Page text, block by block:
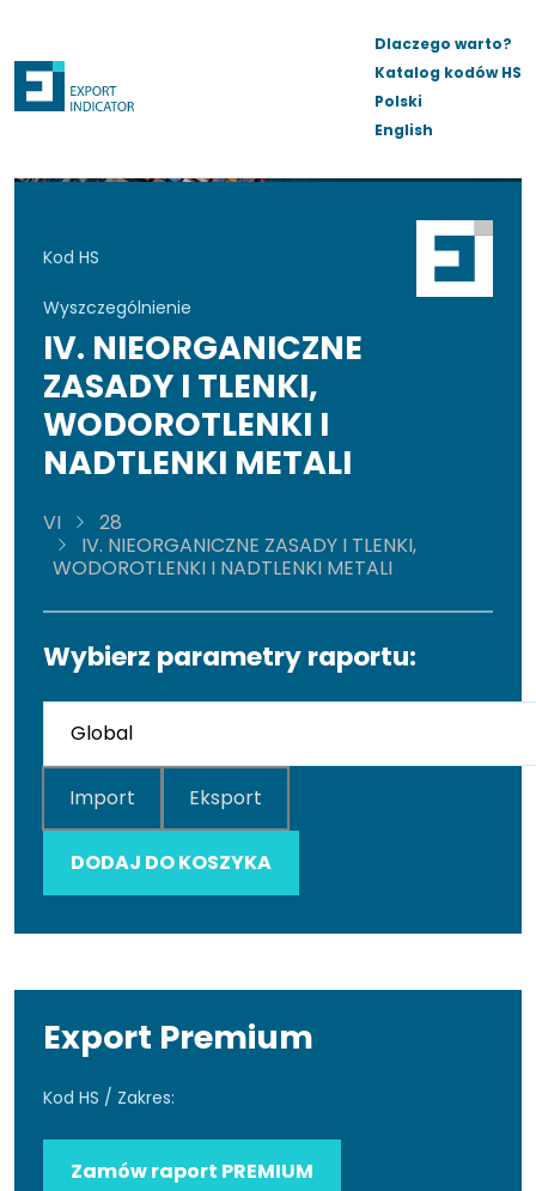
Dlaczego warto?
Katalog kodów HS
Polski
English
Kod HS
Wyszczególnienie
IV. NIEORGANICZNE
ZASADY I TLENKI,
WODOROTLENKI I
NADTLENKI METALI
VI
28
IV. NIEORGANICZNE ZASADY I TLENKI,
WODOROTLENKI I NADTLENKI METALI
Wybierz parametry raportu:
Import Eksport
DODAJ DO KOSZYKA
Export Premium
Kod HS / Zakres:
Zamów raport PREMIUM